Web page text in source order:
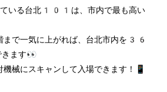
ている台北101は、市内で最も高い
で一気に上がれば、台北市内を36
きます👀
機械にスキャンして入場できます！📱